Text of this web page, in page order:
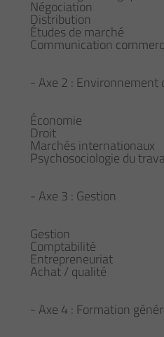
Négociation
Distribution
Études de marché
Communication
- Axe 2 : Environnement
Économie
Droit
Marchés internationaux
Psychosociologie du
- Axe 3 : Gestion
Gestion
Comptabilité
Entrepreneuriat
Achat / qualité
- Axe 4 : Formation